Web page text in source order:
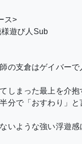
ス>
遊び人Sub
の支倉はゲイバー
しまった最上を介抱
分で「おすわり」
いような強い浮遊